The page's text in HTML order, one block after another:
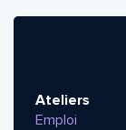
Ateliers
Emploi